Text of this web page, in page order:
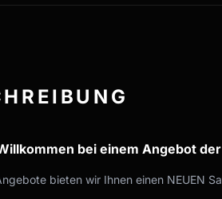
bei einem Angebot
bieten wir Ihnen einen NEUEN